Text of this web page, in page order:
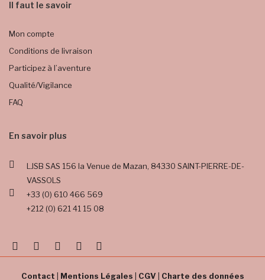
Il faut le savoir
Mon compte
Conditions de livraison
Participez à l’aventure
Qualité/Vigilance
FAQ
En savoir plus
LJSB SAS 156 la Venue de Mazan, 84330 SAINT-PIERRE-DE-
VASSOLS
+33 (0) 610 466 569
+212 (0) 621 41 15 08
Contact Mentions Légales CGV Charte des données